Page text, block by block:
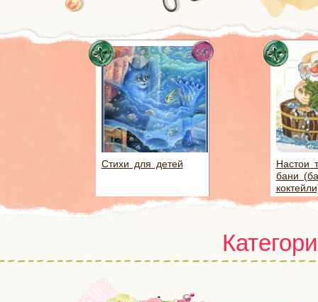
Стихи для детей
Настои
бани